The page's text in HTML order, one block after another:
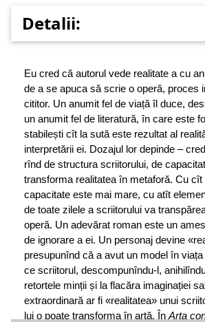
Detalii:
Eu cred că autorul vede realitate a cu
de a se apuca să scrie o operă, proces
cititor. Un anumit fel de viață îl duce,
un anumit fel de literatură, în care este
stabilești cît la sută este rezultat al
interpretării ei. Dozajul lor depinde –
rînd de structura scriitorului, de
transforma realitatea în metaforă. Cu
capacitate este mai mare, cu atît
de toate zilele a scriitorului va
operă. Un adevărat roman este un
de ignorare a ei. Un personaj devine
presupunînd că a avut un model în
ce scriitorul, descompunîndu-l,
retortele minții și la flacăra imaginației
extraordinară ar fi «realitatea» unui
lui o poate transforma în artă. În Arta